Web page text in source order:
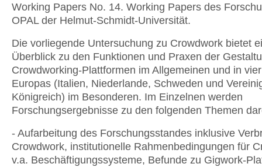
Working Papers No. 14. Working Papers des
OPAL der Helmut-Schmidt-Universität.
Die vorliegende Untersuchung zu Crowdwork bietet
Überblick zu den Funktionen und Praxen der
Crowdworking-Plattformen im Allgemeinen und in
Europas (Italien, Niederlande, Schweden und
Königreich) im Besonderen. Im Einzelnen werden
Forschungsergebnisse zu den folgenden Themen
- Aufarbeitung des Forschungsstandes inklusive
Crowdwork, institutionelle Rahmenbedingungen für
v.a. Beschäftigungssysteme, Befunde zu Gigwork-